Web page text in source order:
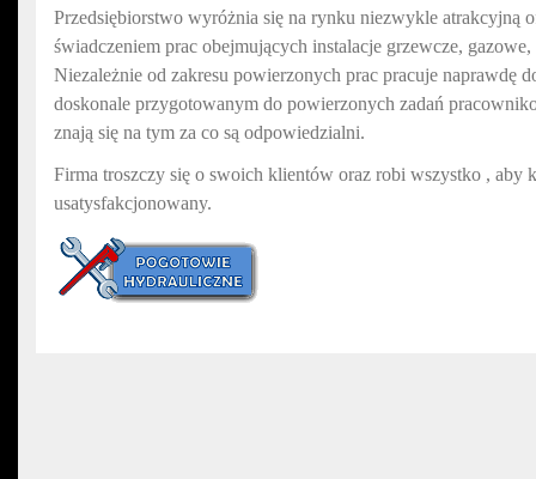
Przedsiębiorstwo wyróżnia się na rynku niezwykle atrakcyjną
świadczeniem prac obejmujących instalacje grzewcze,
Niezależnie od zakresu powierzonych prac pracuje naprawdę
doskonale przygotowanym do powierzonych zadań
znają się na tym za co są odpowiedzialni.
Firma troszczy się o swoich klientów oraz robi wszystko , aby
usatysfakcjonowany.